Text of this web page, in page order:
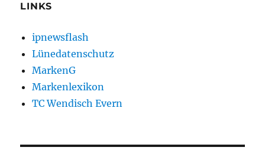
LINKS
ipnewsflash
Lünedatenschutz
MarkenG
Markenlexikon
TC Wendisch Evern